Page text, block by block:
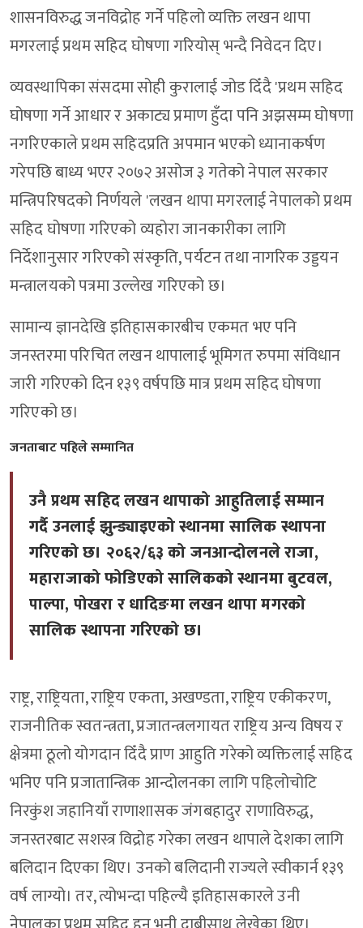
शासनविरुद्ध जनविद्रोह गर्ने पहिलो व्यक्ति लखन थापा
मगरलाई प्रथम सहिद घोषणा गरियोस् भन्दै निवेदन दिए।
व्यवस्थापिका संसदमा सोही कुरालाई जोड दिँदै 'प्रथम सहिद
घोषणा गर्ने आधार र अकाट्य प्रमाण हुँदा पनि अझसम्म घोषणा
नगरिएकाले प्रथम सहिदप्रति अपमान भएको ध्यानाकर्षण
गरेपछि बाध्य भएर २०७२ असोज ३ गतेको नेपाल सरकार
मन्त्रिपरिषदको निर्णयले 'लखन थापा मगरलाई नेपालको प्रथम
सहिद घोषणा गरिएको व्यहोरा जानकारीका लागि
निर्देशानुसार गरिएको संस्कृति, पर्यटन तथा नागरिक उड्डयन
मन्त्रालयको पत्रमा उल्लेख गरिएको छ।
सामान्य ज्ञानदेखि इतिहासकारबीच एकमत भए पनि
जनस्तरमा परिचित लखन थापालाई भूमिगत रुपमा संविधान
जारी गरिएको दिन १३९ वर्षपछि मात्र प्रथम सहिद घोषणा
गरिएको छ।
जनताबाट पहिले सम्मानित
उनै प्रथम सहिद लखन थापाको आहुतिलाई सम्मान
गर्दै उनलाई झुन्ड्याइएको स्थानमा सालिक स्थापना
गरिएको छ। २०६२/६३ को जनआन्दोलनले राजा,
महाराजाको फोडिएको सालिकको स्थानमा बुटवल,
पाल्पा, पोखरा र धादिङमा लखन थापा मगरको
सालिक स्थापना गरिएको छ।
राष्ट्र, राष्ट्रियता, राष्ट्रिय एकता, अखण्डता, राष्ट्रिय एकीकरण,
राजनीतिक स्वतन्त्रता, प्रजातन्त्रलगायत राष्ट्रिय अन्य विषय र
क्षेत्रमा ठूलो योगदान दिँदै प्राण आहुति गरेको व्यक्तिलाई सहिद
भनिए पनि प्रजातान्त्रिक आन्दोलनका लागि पहिलोचोटि
निरकुंश जहानियाँ राणाशासक जंगबहादुर राणाविरुद्ध,
जनस्तरबाट सशस्त्र विद्रोह गरेका लखन थापाले देशका लागि
बलिदान दिएका थिए। उनको बलिदानी राज्यले स्वीकार्न १३९
वर्ष लाग्यो। तर, त्योभन्दा पहिल्यै इतिहासकारले उनी